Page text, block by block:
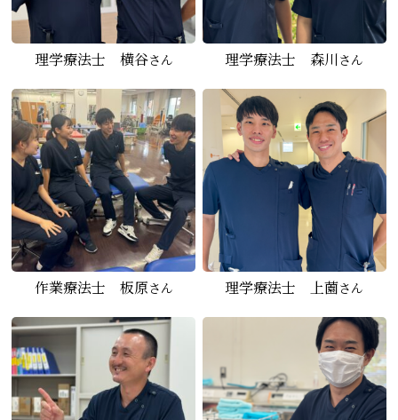
理学療法士 横谷さん 理学療法士 森川さん
作業療法士 板原さん 理学療法士 上薗さん